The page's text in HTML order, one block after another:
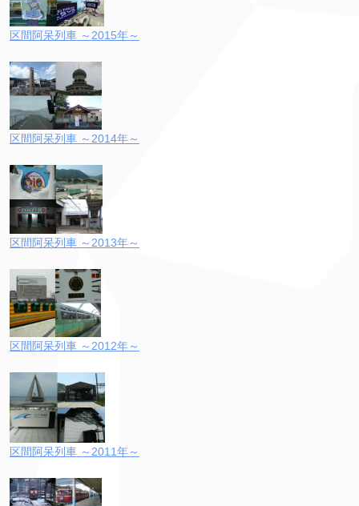
区間阿呆列車 ～2015年～
区間阿呆列車 ～2014年～
区間阿呆列車 ～2013年～
区間阿呆列車 ～2012年～
区間阿呆列車 ～2011年～